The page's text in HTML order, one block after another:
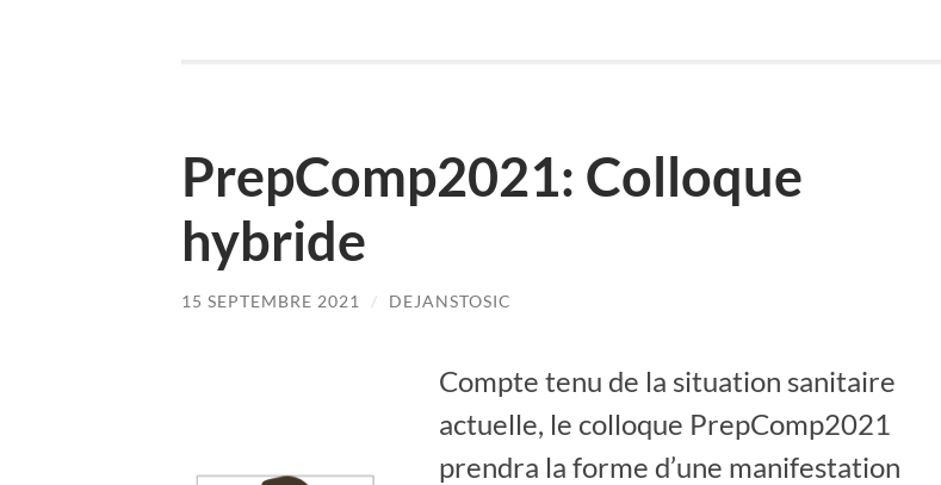
PrepComp2021: Colloque
hybride
15 SEPTEMBRE 2021 / DEJANSTOSIC
Compte tenu de la situation sanitaire
actuelle, le colloque PrepComp2021
prendra la forme d’une manifestation